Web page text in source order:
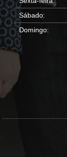
Sábado:
Domingo: